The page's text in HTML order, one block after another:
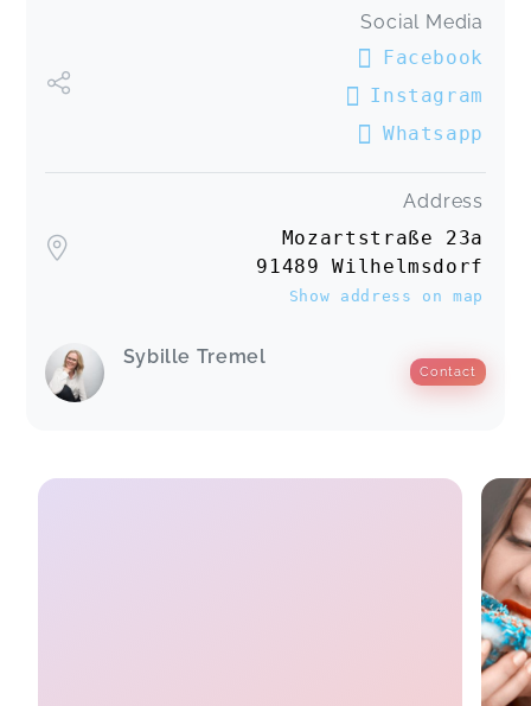
Social Media
Facebook
Instagram
Whatsapp
Address
Mozartstraße 23a
91489 Wilhelmsdorf
Show address on map
Sybille Tremel
Contact